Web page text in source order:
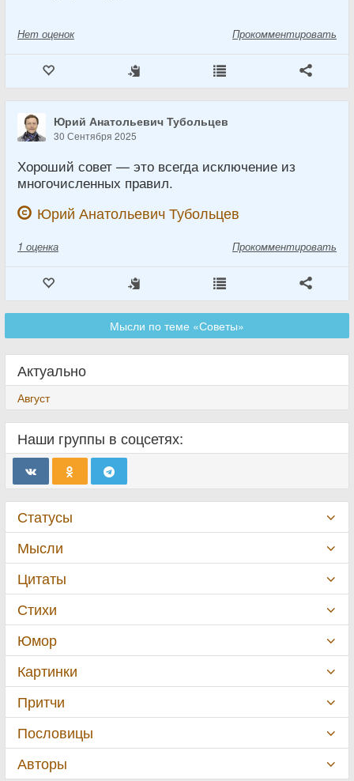
Нет оценок Прокомментировать
Юрий Анатольевич Тубольцев
30 Сентября 2025
Хороший совет — это всегда исключение из
многочисленных правил.
Юрий Анатольевич Тубольцев
1 оценка Прокомментировать
Мысли по теме «Советы»
Актуально
Август
Наши группы в соцсетях:
Статусы
Мысли
Цитаты
Стихи
Юмор
Картинки
Притчи
Пословицы
Авторы